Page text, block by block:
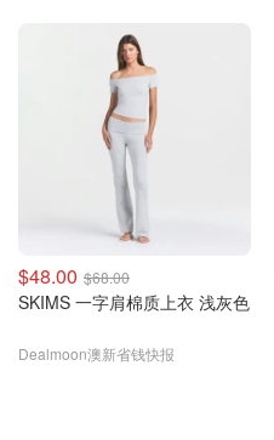
$48.00 $68.00
SKIMS 一字肩棉质上衣 浅灰色
Dealmoon澳新省钱快报